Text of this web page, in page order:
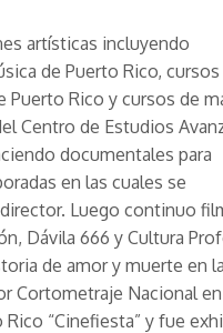
artísticas incluyendo
de Puerto Rico, cursos
Puerto Rico y cursos de
Centro de Estudios
documentales para
en las cuales se
Luego continuo
Dávila 666 y Cultura
de amor y muerte en
Cortometraje Nacional
“Cinefiesta” y fue